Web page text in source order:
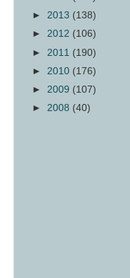
► 2013 (138)
► 2012 (106)
► 2011 (190)
► 2010 (176)
► 2009 (107)
► 2008 (40)